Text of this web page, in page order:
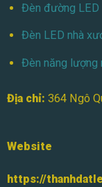
Đèn đường LED
Đèn LED nhà
Đèn năng lượng
Địa chỉ: 364 Ngô
Website
https://